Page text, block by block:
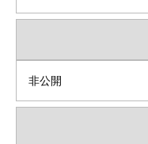
非公開